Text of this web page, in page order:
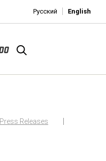
Русский English
Press Releases